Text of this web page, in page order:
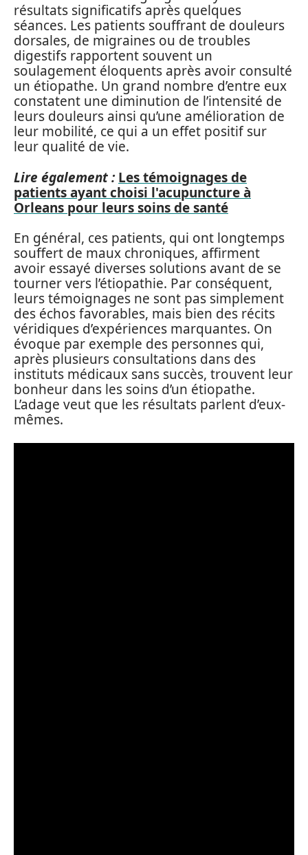
résultats significatifs après quelques
séances. Les patients souffrant de douleurs
dorsales, de migraines ou de troubles
digestifs rapportent souvent un
soulagement éloquents après avoir consulté
un étiopathe. Un grand nombre d’entre eux
constatent une diminution de l’intensité de
leurs douleurs ainsi qu’une amélioration de
leur mobilité, ce qui a un effet positif sur
leur qualité de vie.
Lire également : Les témoignages de
patients ayant choisi l'acupuncture à
Orleans pour leurs soins de santé
En général, ces patients, qui ont longtemps
souffert de maux chroniques, affirment
avoir essayé diverses solutions avant de se
tourner vers l’étiopathie. Par conséquent,
leurs témoignages ne sont pas simplement
des échos favorables, mais bien des récits
véridiques d’expériences marquantes. On
évoque par exemple des personnes qui,
après plusieurs consultations dans des
instituts médicaux sans succès, trouvent leur
bonheur dans les soins d’un étiopathe.
L’adage veut que les résultats parlent d’eux-
mêmes.